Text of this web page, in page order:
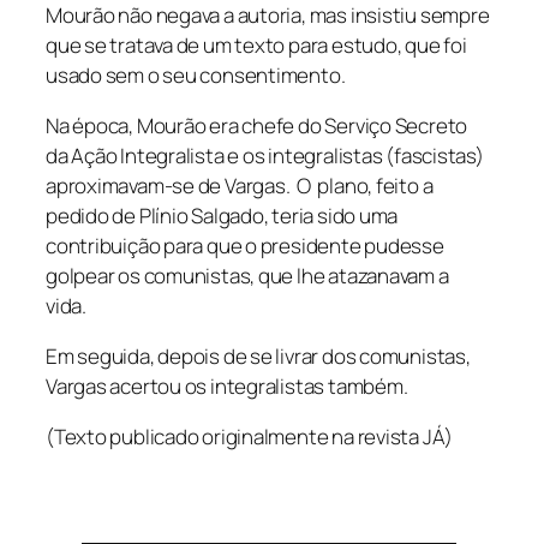
Mourão não negava a autoria, mas insistiu sempre
que se tratava de um texto para estudo, que foi
usado sem o seu consentimento.
Na época, Mourão era chefe do Serviço Secreto
da Ação Integralista e os integralistas (fascistas)
aproximavam-se de Vargas. O plano, feito a
pedido de Plínio Salgado, teria sido uma
contribuição para que o presidente pudesse
golpear os comunistas, que lhe atazanavam a
vida.
Em seguida, depois de se livrar dos comunistas,
Vargas acertou os integralistas também.
(Texto publicado originalmente na revista JÁ)